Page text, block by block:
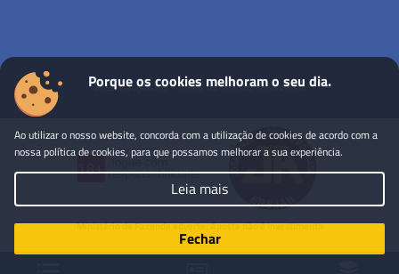
Sites de apostas - Todos os direitos reservados
Porque os cookies melhoram o seu dia.
Ao utilizar o nosso website, concorda com a utilização de cookies de acordo com a
nossa política de cookies, para que possamos melhorar a sua experiência.
Leia mais
Fechar
Ministério da Fazenda adverte: Aposta não é investimento